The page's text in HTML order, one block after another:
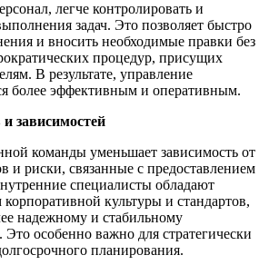
легче контролировать и
задач. Это позволяет быстро
и вносить необходимые правки без
процедур, присущих
В результате, управление
более эффективным и оперативным.
зависимостей
команды уменьшает зависимость от
и риски, связанные с предоставлением
специалисты обладают
культуры и стандартов,
надежному и стабильному
особенно важно для стратегически
планирования.